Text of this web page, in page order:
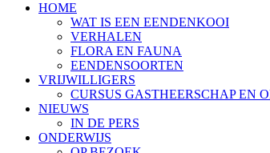
HOME
WAT IS EEN EENDENKOOI
VERHALEN
FLORA EN FAUNA
EENDENSOORTEN
VRIJWILLIGERS
CURSUS GASTHEERSCHAP EN
NIEUWS
IN DE PERS
ONDERWIJS